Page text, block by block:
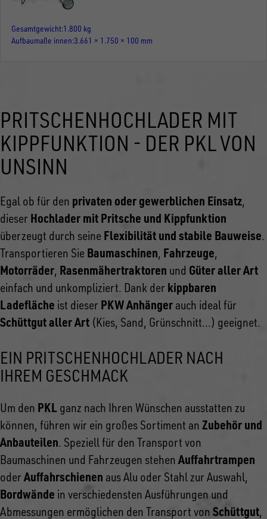
Gesamtgewicht 1.800 kg
Aufbaumaße innen 3.661 × 1.750 × 100 mm
PRITSCHENHOCHLADER MIT
KIPPFUNKTION - DER PKL VON
UNSINN
Egal ob für den privaten oder gewerblichen Einsatz,
dieser Hochlader mit Pritsche und Kippfunktion
überzeugt durch seine Flexibilität und stabile Bauweise.
Transportieren Sie Baumaschinen, Fahrzeuge,
Motorräder, Rasenmähertraktoren und Güter aller Art
einfach und unkompliziert. Dank der kippbaren
Ladefläche ist dieser PKW Anhänger auch ideal für
Schüttgut aller Art (Kies, Sand, Grünschnitt...) geeignet.
EIN PRITSCHENHOCHLADER NACH
IHREM GESCHMACK
Um den PKL ganz nach Ihren Wünschen ausstatten zu
können, führen wir ein großes Sortiment an Zubehör und
Anbauteilen. Speziell für den Transport von
Baumaschinen und Fahrzeugen stehenAuffahrtrampen
oderAuffahrschienen aus Alu oder Stahl zur Auswahl,
Bordwände in verschiedensten Ausführungen und
Abmessungen ermöglichen den Transport von Schüttgut,